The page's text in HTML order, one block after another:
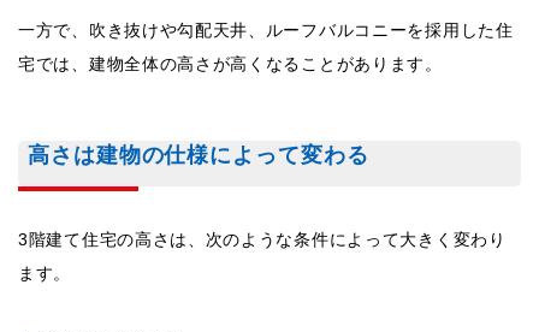
一方で、吹き抜けや勾配天井、ルーフバルコニーを採用した住
宅では、建物全体の高さが高くなることがあります。
高さは建物の仕様によって変わる
3階建て住宅の高さは、次のような条件によって大きく変わり
ます。